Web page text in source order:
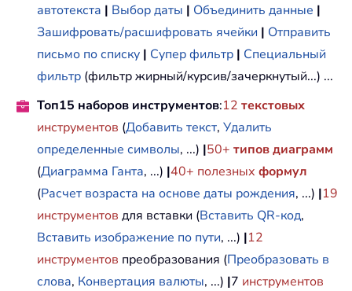
автотекста | Выбор даты | Объединить данные |
Зашифровать/расшифровать ячейки | Отправить
письмо по списку | Супер фильтр | Специальный
фильтр (фильтр жирный/курсив/зачеркнутый...) ...
Топ15 наборов инструментов:12 текстовых
инструментов (Добавить текст, Удалить
определенные символы, ...) |50+ типов диаграмм
(Диаграмма Ганта, ...) |40+ полезных формул
(Расчет возраста на основе даты рождения, ...) |19
инструментов для вставки (Вставить QR-код,
Вставить изображение по пути, ...) |12
инструментов преобразования (Преобразовать в
слова, Конвертация валюты, ...) |7 инструментов